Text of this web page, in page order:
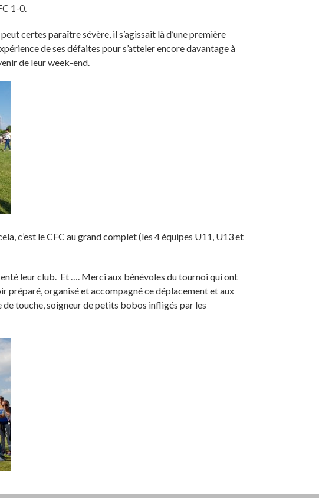
1-0.
certes paraître sévère, il s’agissait là d’une première
de ses défaites pour s’atteler encore davantage à
de leur week-end.
c’est le CFC au grand complet (les 4 équipes U11, U13 et
leur club. Et …. Merci aux bénévoles du tournoi qui ont
préparé, organisé et accompagné ce déplacement et aux
touche, soigneur de petits bobos infligés par les